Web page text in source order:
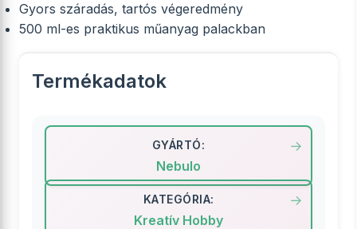
Gyors száradás, tartós végeredmény
500 ml-es praktikus műanyag palackban
Termékadatok
GYÁRTÓ:
Nebulo
KATEGÓRIA:
Kreatív Hobby